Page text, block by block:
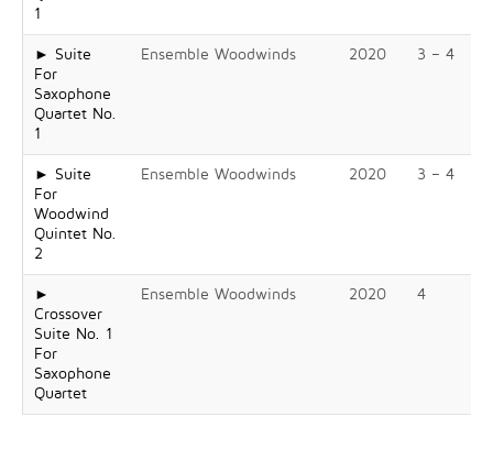
1
► Suite
For
Saxophone
Quartet No.
1
Ensemble Woodwinds 2020 3 – 4
► Suite
For
Woodwind
Quintet No.
2
Ensemble Woodwinds 2020 3 – 4
►
Crossover
Suite No. 1
For
Saxophone
Quartet
Ensemble Woodwinds 2020 4